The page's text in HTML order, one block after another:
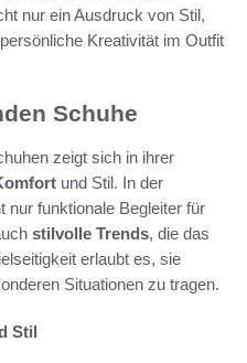
nur ein Ausdruck von Stil,
Kreativität im Outfit
Schuhe
zeigt sich in ihrer
und Stil. In der
nur funktionale Begleiter für
stilvolle Trends, die das
erlaubt es, sie
Situationen zu tragen.
Stil